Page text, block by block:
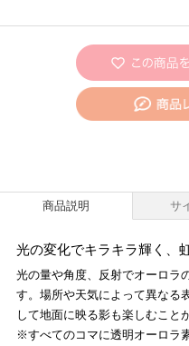
商品説明 サ
光の変化でキラキラ輝く、
光の量や角度、反射でオーロラ
す。場所や天気によって異なる
して地面に映る影も楽しむこと
※すべてのコマに透明オーロラ